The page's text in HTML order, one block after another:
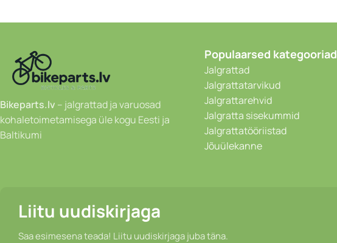
Bikeparts.lv – jalgrattad ja varuosad
kohaletoimetamisega üle kogu Eesti ja
Baltikumi
Populaarsed kategooriad
Jalgrattad
Jalgrattatarvikud
Jalgrattarehvid
Jalgratta sisekummid
Jalgrattatööriistad
Jõuülekanne
Liitu uudiskirjaga
Saa esimesena teada! Liitu uudiskirjaga juba täna.